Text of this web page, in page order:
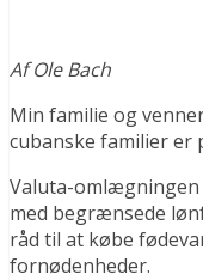
Af Ole Bach
Min familie og
cubanske familier er
Valuta-omlægningen
med begrænsede
råd til at købe
fornødenheder.